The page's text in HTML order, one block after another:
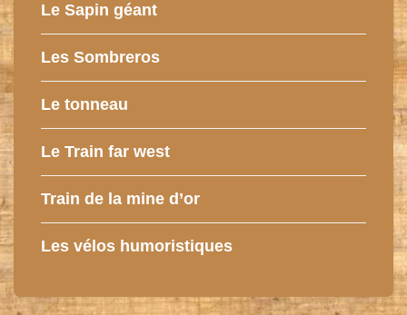
Le Sapin géant
Les Sombreros
Le tonneau
Le Train far west
Train de la mine d’or
Les vélos humoristiques